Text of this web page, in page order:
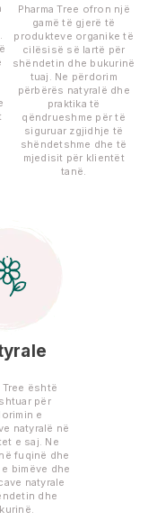
Pharma Tree ofron një
gamë të gjerë të
produkteve organike të
cilësisë së lartë për
shëndetin dhe bukurinë
tuaj. Ne përdorim
përbërës natyralë dhe
praktika të
qëndrueshme për të
siguruar zgjidhje të
shëndetshme dhe të
mjedisit për klientët
tanë.
Tree është
për
e
natyralë në
e saj. Ne
fuqinë dhe
bimëve dhe
natyrale
dhe